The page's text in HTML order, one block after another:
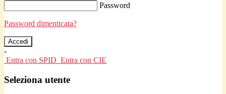
Password
Password dimenticata?
-
Entra con SPID Entra con CIE
Seleziona utente